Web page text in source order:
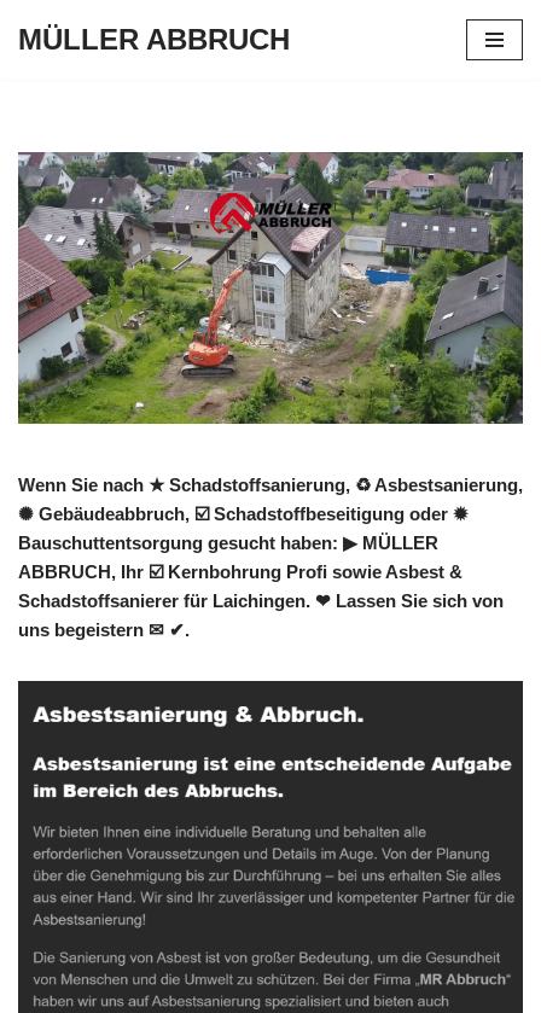
MÜLLER ABBRUCH
Wenn Sie nach ★ Schadstoffsanierung, ♻ Asbestsanierung,
✺ Gebäudeabbruch, ☑️ Schadstoffbeseitigung oder ✹
Bauschuttentsorgung gesucht haben: ▶︎ MÜLLER
ABBRUCH, Ihr ☑️ Kernbohrung Profi sowie Asbest &
Schadstoffsanierer für Laichingen. ❤ Lassen Sie sich von
uns begeistern ✉ ✔.